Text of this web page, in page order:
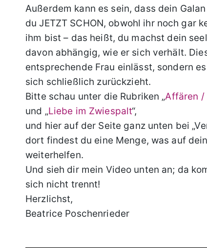
Außerdem kann es sein, dass dein
du JETZT SCHON, obwohl ihr noch gar
ihm bist – das heißt, du machst dein
davon abhängig, wie er sich verhält.
entsprechende Frau einlässt, sondern
sich schließlich zurückzieht.
Bitte schau unter die Rubriken „Affären /
und „Liebe im Zwiespalt“,
und hier auf der Seite ganz unten bei
dort findest du eine Menge, was auf
weiterhelfen.
Und sieh dir mein Video unten an; da
sich nicht trennt!
Herzlichst,
Beatrice Poschenrieder